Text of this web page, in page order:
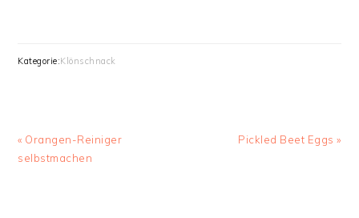
Kategorie:Klönschnack
Vorheriger
Beitrag:
« Orangen-Reiniger
selbstmachen
Nächster
Pickled Beet Eggs »